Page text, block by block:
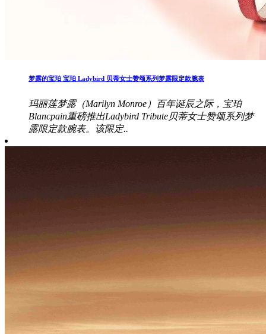
梦露的宝珀 宝珀 Ladybird 贝蒂女士赞颂系列梦露限定款腕表
玛丽莲梦露（Marilyn Monroe）百年诞辰之际，宝珀
Blancpain重磅推出Ladybird Tribute贝蒂女士赞颂系列梦
露限定款腕表。该限定..